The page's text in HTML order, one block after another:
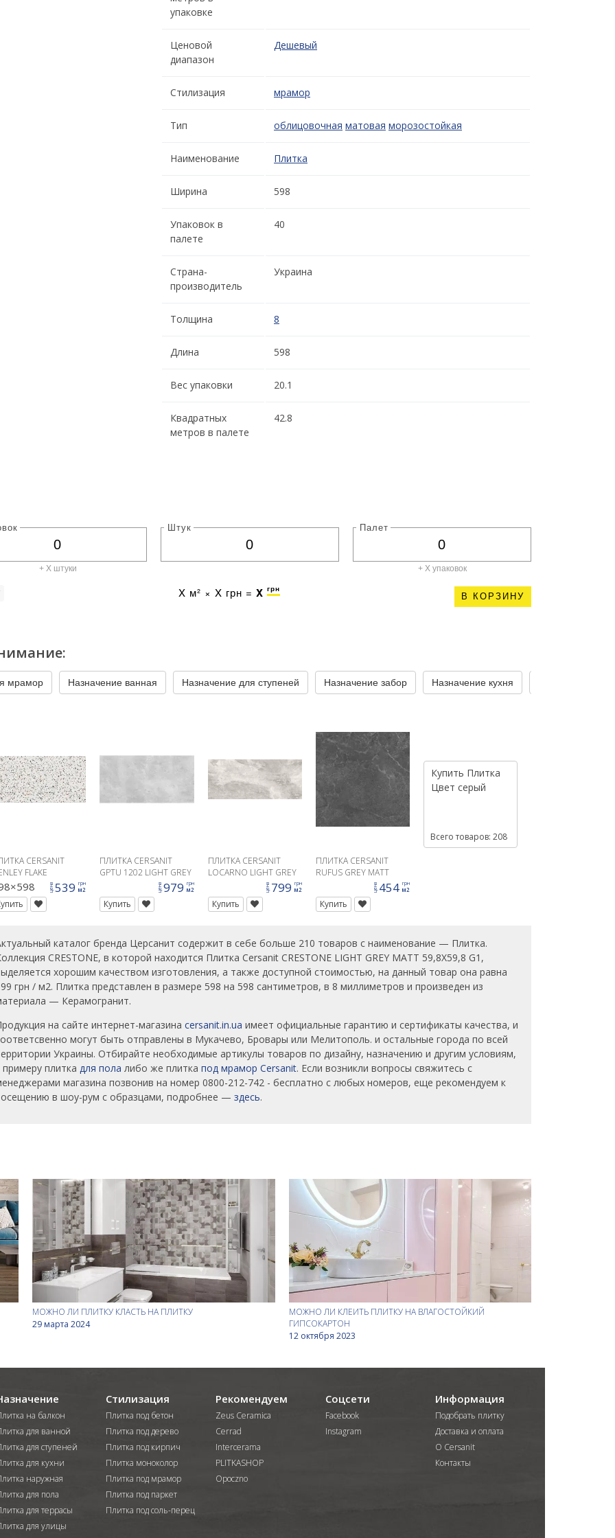
упаковке
Ценовой
диапазон
Дешевый
Стилизация мрамор
Тип облицовочная матовая морозостойкая
Наименование Плитка
Ширина 598
Упаковок в
палете
40
Страна-
производитель
Украина
Толщина 8
Длина 598
Вес упаковки 20.1
Квадратных
метров в палете
42.8
+ X штуки
Штук Палет
+ X упаковок
X м² × X грн = X грн
В КОРЗИНУ
мрамор Назначение ванная Назначение для ступеней Назначение забор Назначение кухня
CERSANIT
FLAKE
цена539 грн
м2
ПЛИТКА CERSANIT
GPTU 1202 LIGHT GREY
цена979 грн
м2
Купить
ПЛИТКА CERSANIT
LOCARNO LIGHT GREY
MATT RECT 60X120
цена799 грн
м2
Купить
ПЛИТКА CERSANIT
RUFUS GREY MATT
цена454 грн
м2
Купить
Купить Плитка
Цвет серый
Всего товаров: 208
каталог бренда Церсанит содержит в себе больше 210 товаров с наименование — Плитка.
CRESTONE, в которой находится Плитка Cersanit CRESTONE LIGHT GREY MATT 59,8X59,8 G1,
хорошим качеством изготовления, а также доступной стоимостью, на данный товар она равна
грн / м2. Плитка представлен в размере 598 на 598 сантиметров, в 8 миллиметров и произведен из
— Керамогранит.
на сайте интернет-магазина cersanit.in.ua имеет официальные гарантию и сертификаты качества, и
могут быть отправлены в Мукачево, Бровары или Мелитополь. и остальные города по всей
Украины. Отбирайте необходимые артикулы товаров по дизайну, назначению и другим условиям,
примеру плитка для пола либо же плитка под мрамор Cersanit. Если возникли вопросы свяжитесь с
магазина позвонив на номер 0800-212-742 - бесплатно с любых номеров, еще рекомендуем к
в шоу-рум с образцами, подробнее — здесь.
МОЖНО ЛИ ПЛИТКУ КЛАСТЬ НА ПЛИТКУ
29 марта 2024
МОЖНО ЛИ КЛЕИТЬ ПЛИТКУ НА ВЛАГОСТОЙКИЙ
ГИПСОКАРТОН
12 октября 2023
на балкон
для ванной
для ступеней
для кухни
наружная
для пола
для террасы
для улицы
Стилизация
Плитка под бетон
Плитка под дерево
Плитка под кирпич
Плитка моноколор
Плитка под мрамор
Плитка под паркет
Плитка под соль-перец
Информация
Подобрать плитку
Доставка и оплата
О Cersanit
Контакты
Рекомендуем
Zeus Ceramica
Cerrad
Intercerama
PLITKASHOP
Opoczno
Соцсети
Facebook
Instagram